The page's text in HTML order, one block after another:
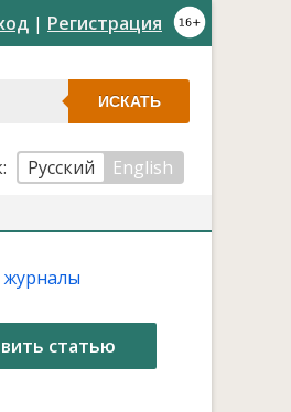
| Регистрация
ИСКАТЬ
Русский
English
журналы
статью